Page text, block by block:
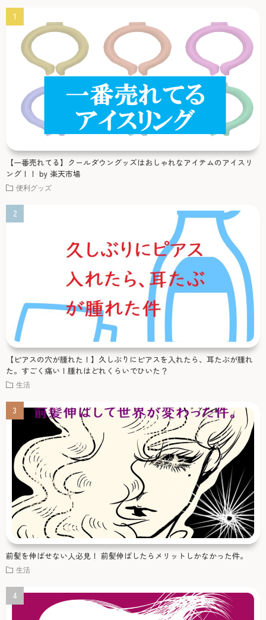
【一番売れてる】クールダウングッズはおしゃれなアイテムのアイスリ
ング！！ by 楽天市場
便利グッズ
【ピアスの穴が腫れた！】久しぶりにピアスを入れたら、耳たぶが腫れ
た。すごく痛い！腫れはどれくらいでひいた？
生活
前髪を伸ばせない人必見！ 前髪伸ばしたらメリットしかなかった件。
生活